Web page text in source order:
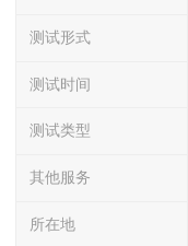
测试形式
测试时间
测试类型
其他服务
所在地